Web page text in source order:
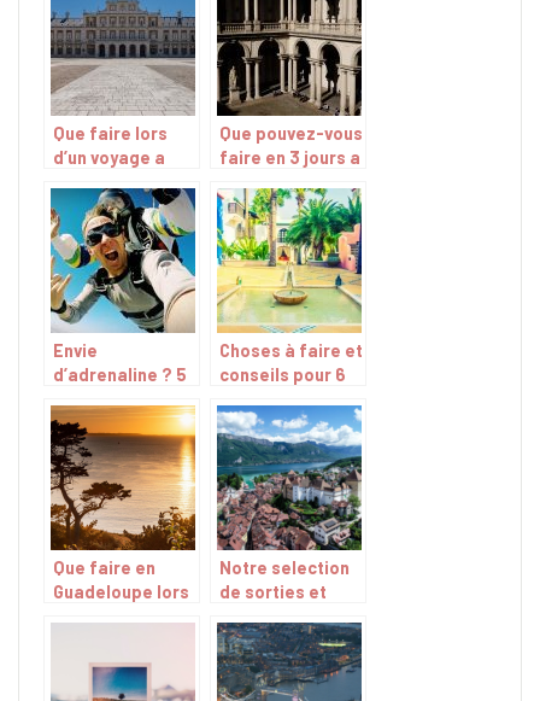
Que faire lors
d’un voyage a
Que pouvez-vous
faire en 3 jours a
Envie
d’adrenaline ? 5
sensations
fortes a
decouvrir
Choses à faire et
conseils pour 6
Marrakech
Que faire en
Guadeloupe lors
Notre selection
de sorties et
lors d’un sejour a
Annecy.